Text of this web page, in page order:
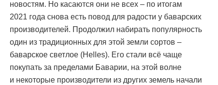
новостям. Но касаются они не всех – по итогам
2021 года снова есть повод для радости у баварских
производителей. Продолжил набирать популярность
один из традиционных для этой земли сортов –
баварское светлое (Helles). Его стали всё чаще
покупать за пределами Баварии, на этой волне
и некоторые производители из других земель начали